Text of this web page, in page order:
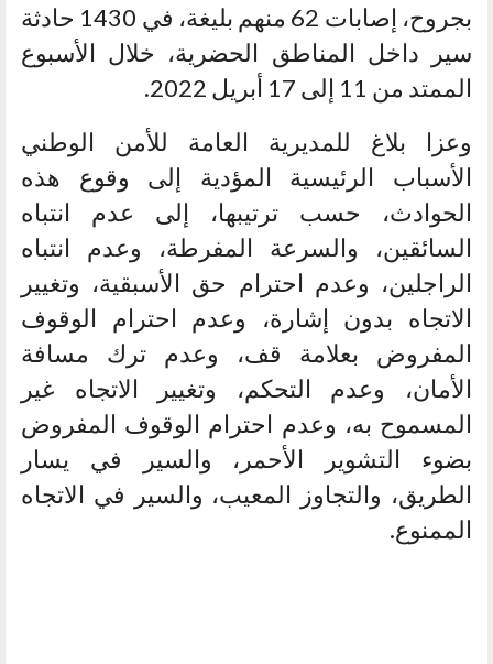
بجروح، إصابات 62 منهم بليغة، في 1430 حادثة
سير داخل المناطق الحضرية، خلال الأسبوع
الممتد من 11 إلى 17 أبريل 2022.
وعزا بلاغ للمديرية العامة للأمن الوطني
الأسباب الرئيسية المؤدية إلى وقوع هذه
الحوادث، حسب ترتيبها، إلى عدم انتباه
السائقين، والسرعة المفرطة، وعدم انتباه
الراجلين، وعدم احترام حق الأسبقية، وتغيير
الاتجاه بدون إشارة، وعدم احترام الوقوف
المفروض بعلامة قف، وعدم ترك مسافة
الأمان، وعدم التحكم، وتغيير الاتجاه غير
المسموح به، وعدم احترام الوقوف المفروض
بضوء التشوير الأحمر، والسير في يسار
الطريق، والتجاوز المعيب، والسير في الاتجاه
الممنوع.